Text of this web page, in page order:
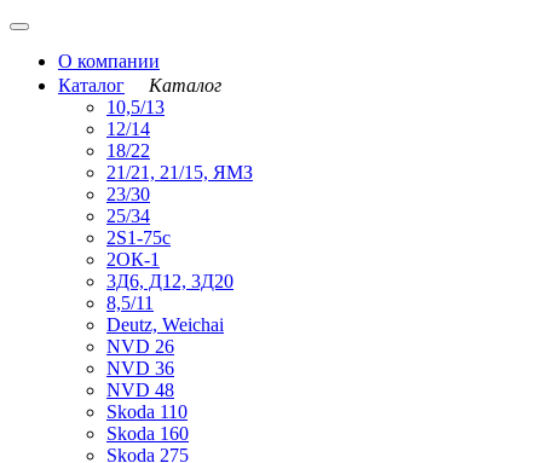
О компании
Каталог
Каталог
10,5/13
12/14
18/22
21/21, 21/15, ЯМЗ
23/30
25/34
2S1-75с
2ОК-1
3Д6, Д12, 3Д20
8,5/11
Deutz, Weichai
NVD 26
NVD 36
NVD 48
Skoda 110
Skoda 160
Skoda 275